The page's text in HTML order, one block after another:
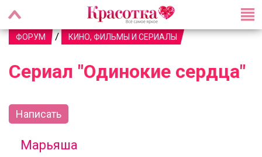
ФОРУМ / КИНО, ФИЛЬМЫ И СЕРИАЛЫ
Сериал "Одинокие сердца"
Написать
Марьяша